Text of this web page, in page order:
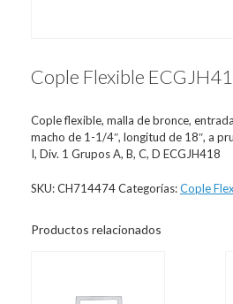
Cople Flexible
Cople flexible, malla de bronce,
macho de 1-1/4″, longitud de 18″, a
I, Div. 1 Grupos A, B, C, D ECGJH418
SKU:CH714474Categorías:Cople
Productos relacionados